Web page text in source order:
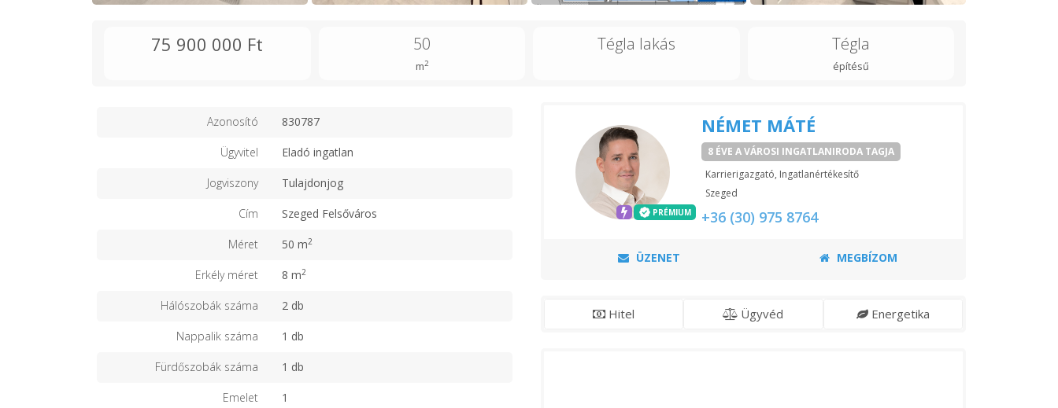
75 900 000 Ft 50
m2
Tégla lakás Tégla
építésű
Azonosító 830787
Ügyvitel Eladó ingatlan
Jogviszony Tulajdonjog
Cím Szeged Felsőváros
Méret 50 m2
Erkély méret 8 m2
Hálószobák száma 2 db
Nappalik száma 1 db
Fürdőszobák száma 1 db
Emelet 1
PRÉMIUM
NÉMET MÁTÉ
8 ÉVE A VÁROSI INGATLANIRODA TAGJA
Karrierigazgató, Ingatlanértékesítő
Szeged
+36 (30) 975 8764
ÜZENET MEGBÍZOM
Hitel Ügyvéd Energetika